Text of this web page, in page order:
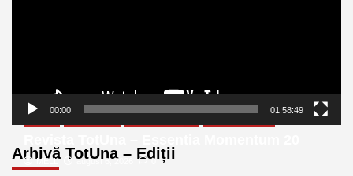
00:00 01:58:49
Arhivă TotUna – Ediții
MELL august 6, 2026 0